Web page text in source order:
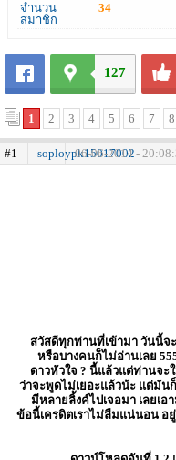
จำนวน
สมาชิก
34
127
1 2 3 4 5 6 7 8
#1 soploypk15017002
06-06-2014 -
สวัสดีทุกท่านที่เข้ามา วันนี้จะ
หรือบางคนก็ไม่อ่านเลย
ดาวหัวใจ ? นี้แล้วแต่ท่านจะ
ว่าจะพูดไม่เยอะแล้วน้ะ แต่มัน
มีหลายลิ้งค์ไปเจอมา เลยเอ
ข้อนี้เครดิตเราไม่ลืมแน่นอน อ